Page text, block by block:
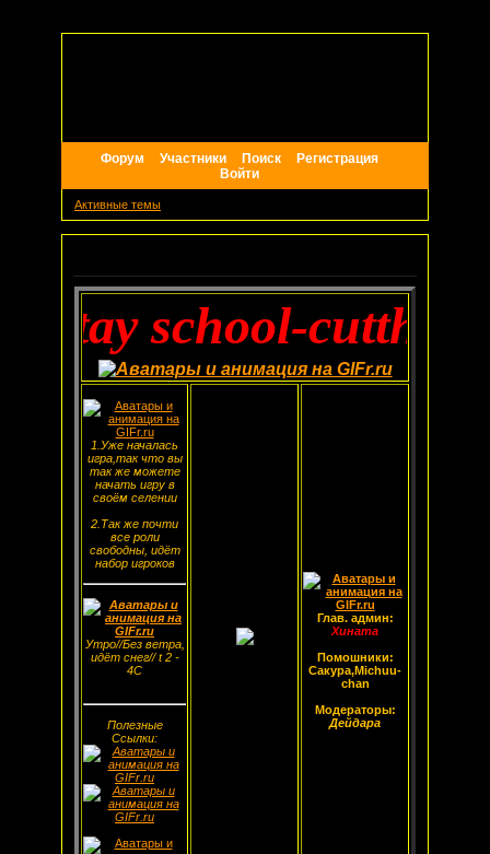
Форум Участники Поиск
Регистрация
Войти
Активные темы
school-
1.Уже началась
игра,так что вы
так же можете
начать игру в
своём селении
2.Так же почти
все роли
свободны, идёт
набор игроков
Утро//Без ветра,
идёт снег// t 2 -
4С
Полезные
Ссылки:
Глав. админ:
Хината
Помошники:
Сакура,Michuu-
chan
Модераторы:
Дейдара